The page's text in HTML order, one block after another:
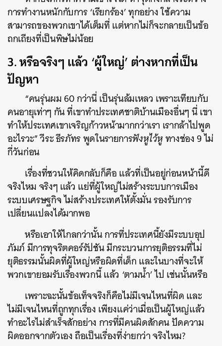
การทำงานหนักกับการ ‘เรียกร้อง’ ทุกอย่าง ใช้ความ
สามารถของพวกเขาได้เต็มที่ แต่หากไม่ก็จะกลายเป็นข้อ
ถกเถียงที่เป็นพิษไม่น้อย
3. หรือจริงๆ แล้ว ‘ผู้ใหญ่’ ต่างหากที่เป็น
ปัญหา
“คนรุ่นผม 60 กว่านี่ เป็นรุ่นล้มเหลว เพราะเทียบกับ
คนอายุเท่าๆ กัน ที่เขาทำประเทศชาติบ้านเมืองอื่นๆ นี่ เขา
ทำให้ประเทศเขาเจริญก้าวหน้ามากกว่าเรา เรากล้าไปพูด
อะไรวะ” วีระ ธีรภัทร พูดในรายการฟังหูไว้หูทางช่อง 9 ไม่
กี่วันก่อน
เรื่องที่ชวนให้คิดกลับก็คือ แล้วที่เป็นอยู่ก่อนหน้านี้ดี
จริงไหม จริงๆ แล้ว แย่ที่ผู้ใหญ่ไม่สร้างระบบการเมือง
ระบบเศรษฐกิจ ไม่สร้างประเทศให้ตั้งมั่น รองรับการ
เปลี่ยนแปลงได้มากพอ
หรือเอาให้ไกลกว่านั้น การที่ประเทศนี้ยังมีระบบอุป
ภัมภ์ มีการทุจริตคอร์รัปชัน มีกระบวนการยุติธรรมที่ไม่
ยุติธรรมนั้นผิดที่ผู้ใหญ่หรือผิดที่เด็ก และในบางที่จะให้
พวกเขายอมรับเรื่องพวกนี้ แล้ว ‘ตามน้ำ’ ไป เช่นนั้นหรือ
เพราะฉะนั้นข้อเท็จจริงก็คือไม่มีเจนไหนที่ผิด และ
ไม่มีเจนไหนที่ถูกทุกเรื่อง เพียงแค่ว่าเมื่อเป็นผู้ใหญ่แล้ว
ทำอะไรไม่สำเร็จสักอย่าง การที่มีคนผิดสักคน ปัดความ
ผิดออกจากตัวเอง ถือเป็นเรื่องที่ง่ายกว่า จริงไหม?
SHARE TWEET